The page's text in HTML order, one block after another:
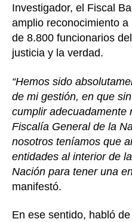
Investigador, el Fiscal
amplio reconocimiento
de 8.800 funcionarios
justicia y la verdad.
“Hemos sido
de mi gestión, en que
cumplir adecuadamente
Fiscalía General de la
nosotros teníamos que
entidades al interior de
Nación para tener una
manifestó.
En ese sentido, habló